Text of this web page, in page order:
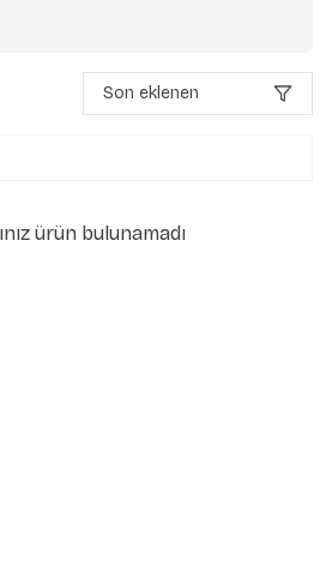
Son eklenen
ürün bulunamadı